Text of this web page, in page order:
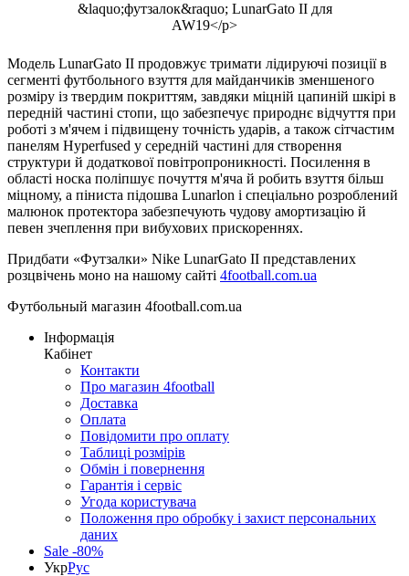
Модель LunarGato II продовжує тримати лідируючі позиції в
сегменті футбольного взуття для майданчиків зменшеного
розміру із твердим покриттям, завдяки міцній цапиній шкірі в
передній частині стопи, що забезпечує природнє відчуття при
роботі з м'ячем і підвищену точність ударів, а також сітчастим
панелям Hyperfused у середній частині для створення
структури й додаткової повітропроникності. Посилення в
області носка поліпшує почуття м'яча й робить взуття більш
міцному, а піниста підошва Lunarlon і спеціально розроблений
малюнок протектора забезпечують чудову амортизацію й
певен зчеплення при вибухових прискореннях.
Придбати «Футзалки» Nike LunarGato II представлених
розцвічень моно на нашому сайті 4football.com.ua
Футбольный магазин 4football.com.ua
Інформація
Кабінет
Контакти
Про магазин 4football
Доставка
Оплата
Повідомити про оплату
Таблиці розмірів
Обмін і повернення
Гарантія і сервіс
Угода користувача
Положення про обробку і захист персональних
даних
Sale -80%
УкрРус